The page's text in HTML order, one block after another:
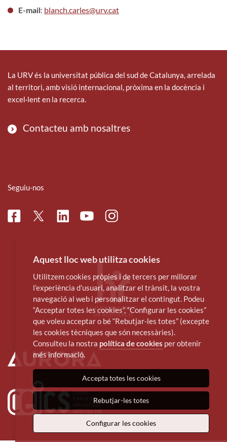
E-mail: blanch.carles@urv.cat
La URV és la universitat pública del sud de Catalunya, arrelada
al territori, amb visió internacional, pròxima en la docència i
excel·lent en la recerca.
Contacteu amb nosaltres
Seguiu-nos
FacebookTwitterLinkedinYoutubeInstagram
Aquest lloc web utilitza cookies
Utilitzem cookies pròpies i de tercers per millorar
l’experiència d’usuari, analitzar el trànsit, la vostra
navegació al web i personalitzar el contingut. Podeu
“Acceptar totes les cookies”, “Configurar les cookies”
que voleu acceptar o bé “Rebutjar-les totes” (excepte
les cookies tècniques que són necessàries).
Consulteu la nostra política de cookies per obtenir
més informació.
Accepta totes les cookies
Rebutjar-les totes
Configurar les cookies